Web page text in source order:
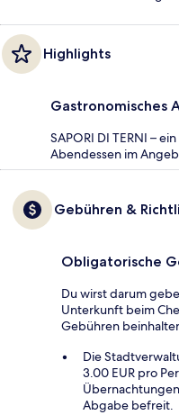
Highlights
Gastronomisches
SAPORI DI TERNI –
Abendessen im
Gebühren &
Obligatorische
Du wirst darum
Unterkunft beim
Gebühren
Die
3.00 EUR pro
Abgabe befreit.